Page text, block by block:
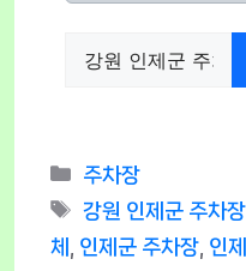
Categories
주차장
Tags
강원 인제군 주차장
체
인제군 주차장 인